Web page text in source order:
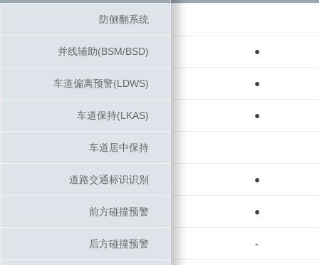
防侧翻系统
并线辅助(BSM/BSD) ●
车道偏离预警(LDWS) ●
车道保持(LKAS) ●
车道居中保持
道路交通标识识别 ●
前方碰撞预警 ●
后方碰撞预警 -
防侧翻系统
并线辅助(BSM/BSD)
车道偏离预警(LDWS)
车道保持(LKAS)
车道居中保持
道路交通标识识别
前方碰撞预警
后方碰撞预警